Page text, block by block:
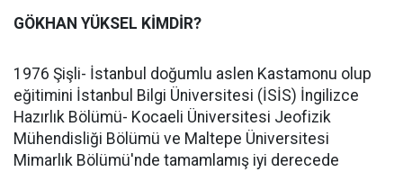
GÖKHAN YÜKSEL KİMDİR?
1976 Şişli- İstanbul doğumlu aslen Kastamonu olup
eğitimini İstanbul Bilgi Üniversitesi (İSİS) İngilizce
Hazırlık Bölümü- Kocaeli Üniversitesi Jeofizik
Mühendisliği Bölümü ve Maltepe Üniversitesi
Mimarlık Bölümü'nde tamamlamış iyi derecede